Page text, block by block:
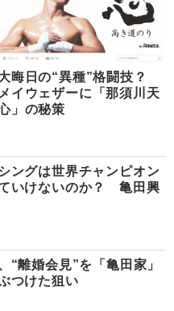
晦日の“異種”格闘技？
イウェザーに「那須川天
」の秘策
ングは世界チャンピオン
いけないのか？ 亀田興
“離婚会見”を「亀田家」
つけた狙い